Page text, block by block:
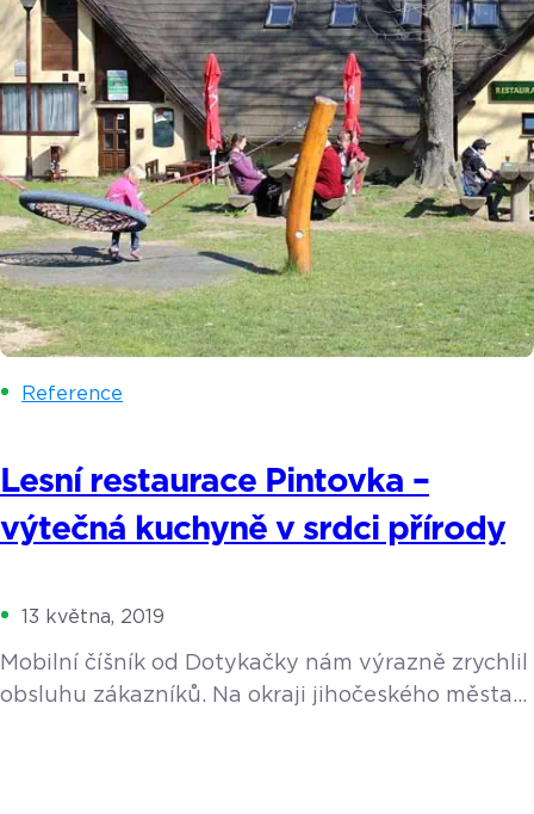
Reference
Lesní restaurace Pintovka –
výtečná kuchyně v srdci přírody
13 května, 2019
Mobilní číšník od Dotykačky nám výrazně zrychlil
obsluhu zákazníků. Na okraji jihočeského města